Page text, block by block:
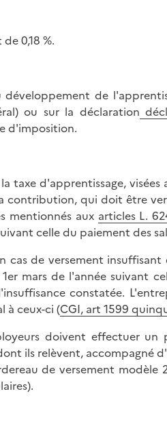
0,18 %.
développement de
ou sur la déclaration
d'imposition.
taxe d'apprentissage, visées
contribution, qui doit être
mentionnés aux articles L.
celle du paiement des
cas de versement
mars de l'année suivant
constatée.
à ceux-ci (CGI, art 1599
doivent effectuer
ils relèvent, accompagné
de versement modèle